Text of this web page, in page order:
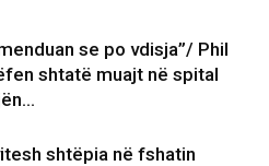
se po vdisja”/ Phil
shtatë muajt në spital
shtëpia në fshatin